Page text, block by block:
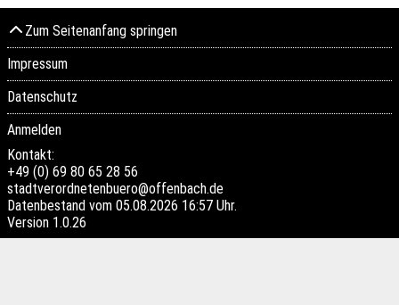
Zum Seitenanfang springen
Impressum
Datenschutz
Anmelden
Kontakt:
+49 (0) 69 80 65 28 56
stadtverordnetenbuero@offenbach.de
Datenbestand vom 05.08.2026 16:57 Uhr.
Version 1.0.26